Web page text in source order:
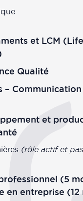
et LCM
Qualité
– Communication
et
(rôle actif et
(5
en entreprise (12